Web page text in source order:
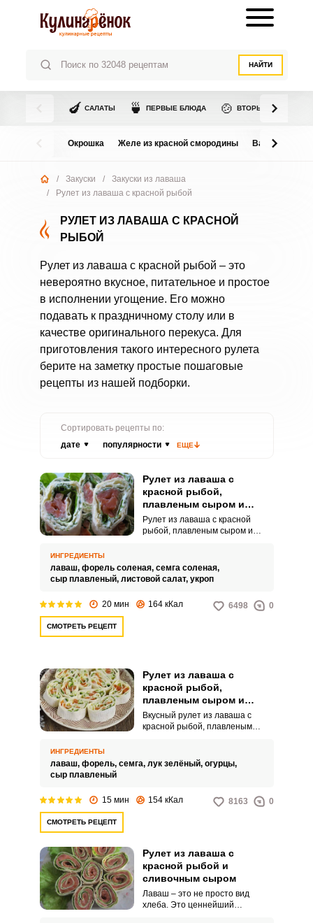
НАЙТИ
🍆 САЛАТЫ 🍵 ПЕРВЫЕ БЛЮДА 🍲 ВТОРЫЕ БЛЮДА
Окрошка Желе из красной смородины Варенье из
/ Закуски /
Закуски из лаваша
/
Рулет из лаваша с красной рыбой
РУЛЕТ ИЗ ЛАВАША С КРАСНОЙ
РЫБОЙ
Рулет из лаваша с красной рыбой – это
невероятно вкусное, питательное и простое
в исполнении угощение. Его можно
подавать к праздничному столу или в
качестве оригинального перекуса. Для
приготовления такого интересного рулета
берите на заметку простые пошаговые
рецепты из нашей подборки.
Сортировать рецепты по:
дате
популярности ЕЩЕ
Рулет из лаваша с
красной рыбой,
плавленым сыром и
салатом
Рулет из лаваша с красной
рыбой, плавленым сыром и
раскладывается на лист и
плотно заворачивается. Затем
кусочками и подаем к столу.
ИНГРЕДИЕНТЫ
лаваш, форель соленая, семга соленая,
сыр плавленый, листовой салат, укроп
20 мин 164 кКал 6498 0
СМОТРЕТЬ РЕЦЕПТ
Рулет из лаваша с
красной рыбой,
плавленым сыром и
огурцом
Вкусный рулет из лаваша с
красной рыбой, плавленым
приготовить на любой кухне.
или сильного посола, согласно
личным предпочтениям.
ИНГРЕДИЕНТЫ
лаваш, форель, семга, лук зелёный, огурцы,
сыр плавленый
15 мин 154 кКал 8163 0
СМОТРЕТЬ РЕЦЕПТ
Рулет из лаваша с
красной рыбой и
сливочным сыром
Лаваш – это не просто вид
хлеба. Это ценнейший